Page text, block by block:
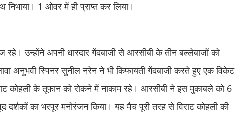
1 ओवर में ही प्राप्त कर लिया।
उन्होंने अपनी धारदार गेंदबाजी से आरसीबी के तीन बल्लेबाजों को
अनुभवी स्पिनर सुनील नरेन ने भी किफायती गेंदबाजी करते हुए एक विकेट
कोहली के तूफान को रोकने में नाकाम रहे। आरसीबी ने इस मुकाबले को 6
का भरपूर मनोरंजन किया। यह मैच पूरी तरह से विराट कोहली की